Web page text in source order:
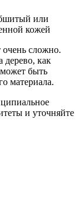
или
кожей
очень сложно.
дерево, как
быть
материала.
и уточняйте